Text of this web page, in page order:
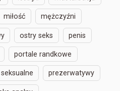
miłość mężczyźni
ostry seks penis
portale randkowe
seksualne prezerwatywy